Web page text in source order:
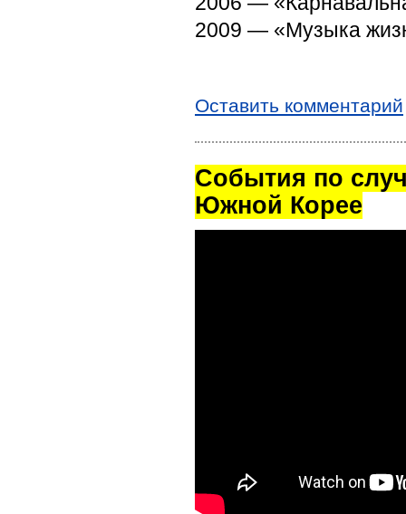
2009 — «Музыка
Оставить комментарий
Cобытия по
Южной Корее